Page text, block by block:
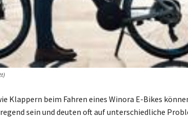
Klappern beim Fahren eines Winora E-Bikes
sein und deuten oft auf unterschiedliche